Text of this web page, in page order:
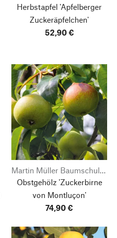
Herbstapfel 'Apfelberger
Zuckeräpfelchen'
52,90 €
Martin Müller Baumschulen
Obstgehölz 'Zuckerbirne
von Montluçon'
74,90 €